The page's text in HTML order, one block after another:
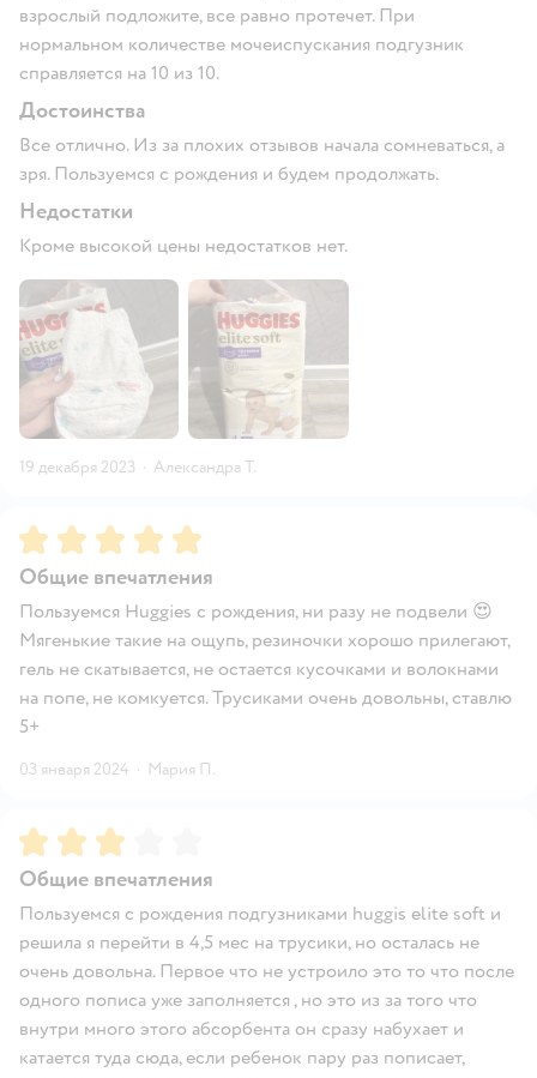
взрослый подложите, все равно протечет. При
нормальном количестве мочеиспускания подгузник
справляется на 10 из 10.
Достоинства
Все отлично. Из за плохих отзывов начала сомневаться, а
зря. Пользуемся с рождения и будем продолжать.
Недостатки
Кроме высокой цены недостатков нет.
19 декабря 2023 · Александра Т.
Рейтинг:5
Общие впечатления
Пользуемся Huggies с рождения, ни разу не подвели 😍
Мягенькие такие на ощупь, резиночки хорошо прилегают,
гель не скатывается, не остается кусочками и волокнами
на попе, не комкуется. Трусиками очень довольны, ставлю
5+
03 января 2024 · Мария П.
Рейтинг:3
Общие впечатления
Пользуемся с рождения подгузниками huggis elite soft и
решила я перейти в 4,5 мес на трусики, но осталась не
очень довольна. Первое что не устроило это то что после
одного пописа уже заполняется , но это из за того что
внутри много этого абсорбента он сразу набухает и
катается туда сюда, если ребенок пару раз пописает,